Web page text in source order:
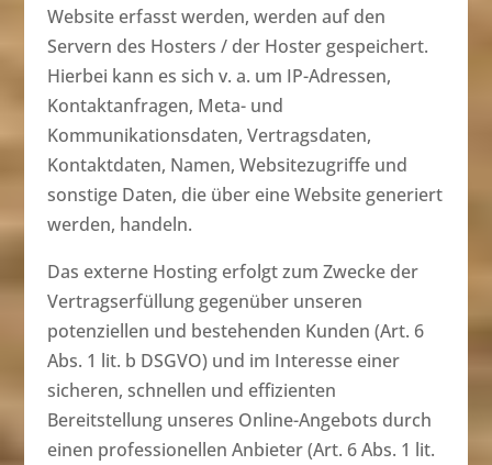
Website erfasst werden, werden auf den
Servern des Hosters / der Hoster gespeichert.
Hierbei kann es sich v. a. um IP-Adressen,
Kontaktanfragen, Meta- und
Kommunikationsdaten, Vertragsdaten,
Kontaktdaten, Namen, Websitezugriffe und
sonstige Daten, die über eine Website generiert
werden, handeln.
Das externe Hosting erfolgt zum Zwecke der
Vertragserfüllung gegenüber unseren
potenziellen und bestehenden Kunden (Art. 6
Abs. 1 lit. b DSGVO) und im Interesse einer
sicheren, schnellen und effizienten
Bereitstellung unseres Online-Angebots durch
einen professionellen Anbieter (Art. 6 Abs. 1 lit.